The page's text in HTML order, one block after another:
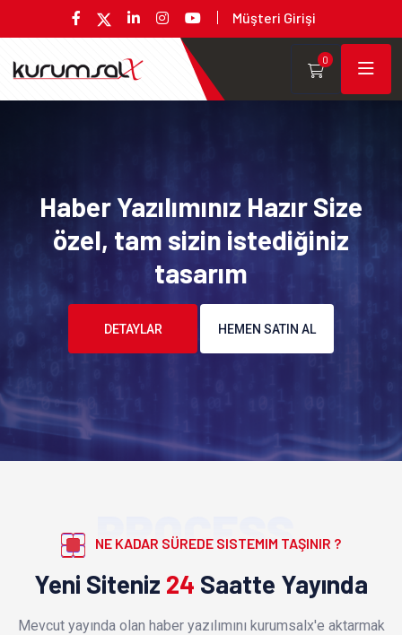
Müşteri Girişi
0
Haber Yazılımınız Hazır Size
özel, tam sizin istediğiniz
tasarım
DETAYLAR HEMEN SATIN AL
PROCESS
NE KADAR SÜREDE SISTEMIM TAŞINIR ?
Yeni Siteniz 24 Saatte Yayında
Mevcut yayında olan haber yazılımını kurumsalx'e aktarmak